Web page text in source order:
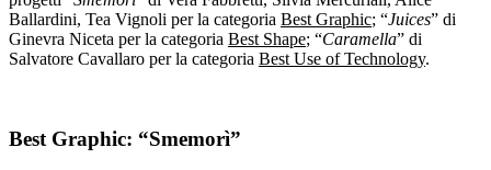
Ballardini, Tea Vignoli per la categoria Best Graphic; “Juices” di
Ginevra Niceta per la categoria Best Shape; “Caramella” di
Salvatore Cavallaro per la categoria Best Use of Technology.
Best Graphic: “Smemorì”